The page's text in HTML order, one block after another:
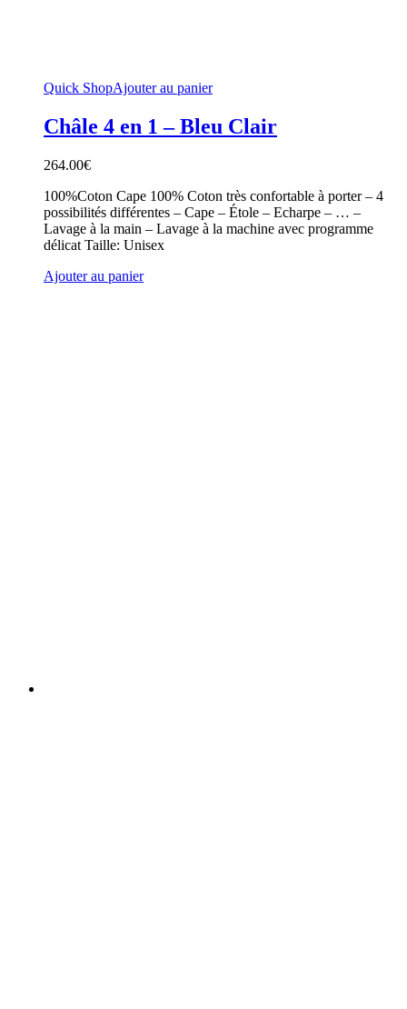
Quick ShopAjouter au panier
Châle 4 en 1 – Bleu Clair
264.00€
100%Coton Cape 100% Coton très confortable à porter – 4
possibilités différentes – Cape – Étole – Echarpe – … –
Lavage à la main – Lavage à la machine avec programme
délicat Taille: Unisex
Ajouter au panier